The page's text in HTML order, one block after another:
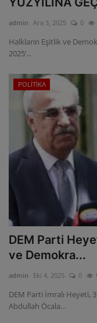
ULUSLARARASI
SAĞLIK VE YAŞAM
YEMEK
SPOR
SEYAHAT
GALERİ
VİDEO
admin Ara 3, 2025 0
Halkların Eşitlik ve
2025’...
POLİTİKA
DEM Parti
ve Demokra...
admin Eki 4, 2025 0
DEM Parti İmralı Heyeti,
Abdullah Öcala...